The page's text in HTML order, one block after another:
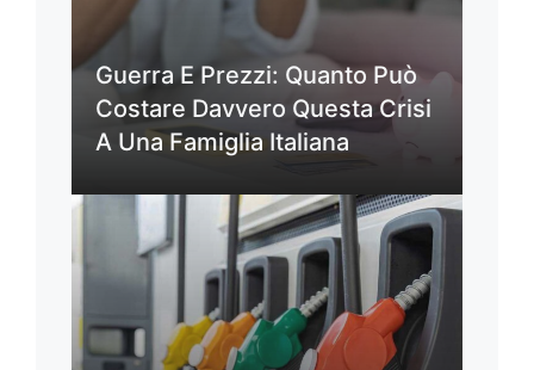
Guerra E Prezzi: Quanto Può
Costare Davvero Questa Crisi
A Una Famiglia Italiana